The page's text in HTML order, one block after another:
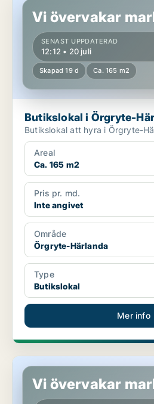
Vi övervakar
SENAST UPPDATERAD
12:12 • 20 juli
Skapad 19 d Ca. 165 m2
Butikslokal i Örgryte-
Butikslokal att hyra i Örgryte-
Areal
Ca. 165 m2
Pris pr. md.
Inte angivet
Område
Örgryte-Härlanda
Type
Butikslokal
Mer info
Butikslokal i Eslöv
Vi övervakar